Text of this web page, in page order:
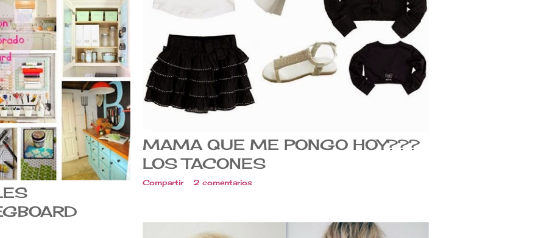
MAMA QUE ME PONGO HOY???
LOS TACONES
Compartir 2 comentarios